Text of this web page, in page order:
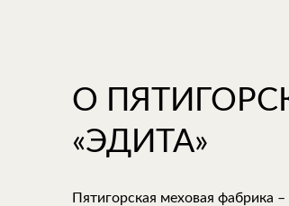
О
«ЭДИТА»
Пятигорская меховая фабрика